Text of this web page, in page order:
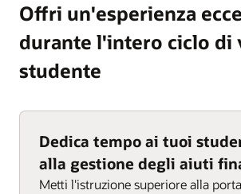
Offri un'esperienza
durante l'intero ciclo di
studente
Dedica tempo ai tuoi
alla gestione degli aiuti
Metti l'istruzione superiore alla